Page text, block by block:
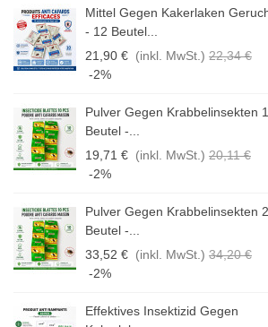
Mittel Gegen Kakerlaken
- 12 Beutel...
21,90 € (inkl. MwSt.) 22,34 €
-2%
Pulver Gegen Krabbelinsekten
Beutel -...
19,71 € (inkl. MwSt.) 20,11 €
-2%
Pulver Gegen Krabbelinsekten
Beutel -...
33,52 € (inkl. MwSt.) 34,20 €
-2%
Effektives Insektizid Gegen